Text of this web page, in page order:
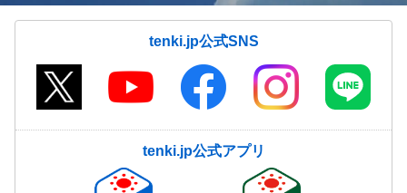
tenki.jp公式SNS
tenki.jp公式アプリ